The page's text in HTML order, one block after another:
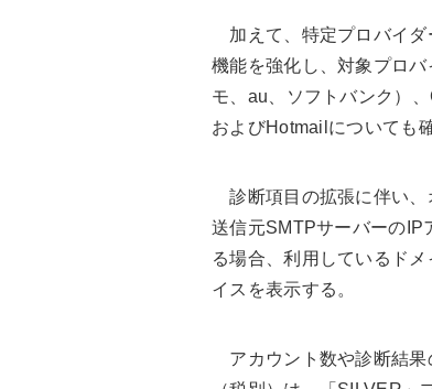
加えて、特定プロバイダ
機能を強化し、対象プロ
モ、au、ソフトバンク）
およびHotmailについても
診断項目の拡張に伴い、
送信元SMTPサーバーのIP
る場合、利用しているド
イスを表示する。
アカウント数や診断結果